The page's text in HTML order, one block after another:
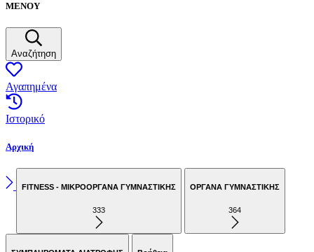
ΜΕΝΟΥ
Αναζήτηση
Αγαπημένα
Ιστορικό
Αρχική
FITNESS - ΜΙΚΡΟΟΡΓΑΝΑ ΓΥΜΝΑΣΤΙΚΗΣ
333
ΟΡΓΑΝΑ ΓΥΜΝΑΣΤΙΚΗΣ
364